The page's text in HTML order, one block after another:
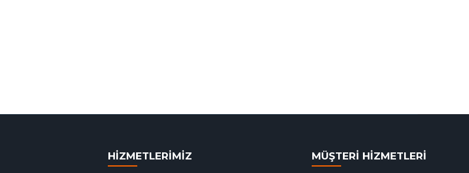
HİZMETLERİMİZ MÜŞTERİ HİZMETLERİ